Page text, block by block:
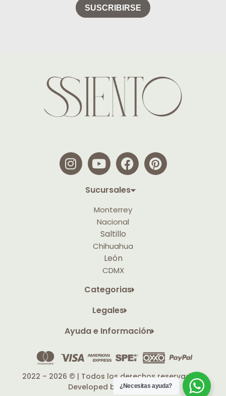
Sucursales
Monterrey
Nacional
Saltillo
Chihuahua
León
CDMX
Categorias
Legales
Ayuda e Información
2022 – 2026 © | Todos los derechos reservados |
Developed byTACHUELA
¿Necesitas ayuda?